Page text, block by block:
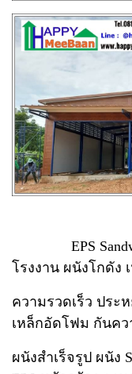
EPS
โรงงาน ผนังโกดัง
ความรวดเร็ว ประ
เหล็กอัดโฟม กันค
ผนังสำเร็จรูป ผนัง